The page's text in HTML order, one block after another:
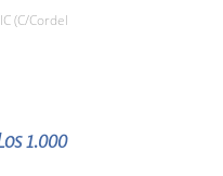
(C/Cordel
1.000